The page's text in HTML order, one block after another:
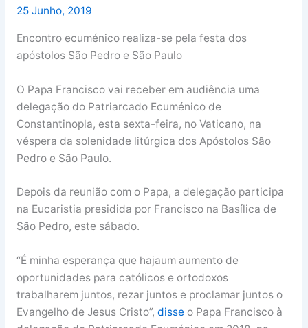
25 Junho, 2019
Encontro ecuménico realiza-se pela festa dos
apóstolos São Pedro e São Paulo
O Papa Francisco vai receber em audiência uma
delegação do Patriarcado Ecuménico de
Constantinopla, esta sexta-feira, no Vaticano, na
véspera da solenidade litúrgica dos Apóstolos São
Pedro e São Paulo.
Depois da reunião com o Papa, a delegação participa
na Eucaristia presidida por Francisco na Basílica de
São Pedro, este sábado.
“É minha esperança que hajaum aumento de
oportunidades para católicos e ortodoxos
trabalharem juntos, rezar juntos e proclamar juntos o
Evangelho de Jesus Cristo”, disseo Papa Francisco à